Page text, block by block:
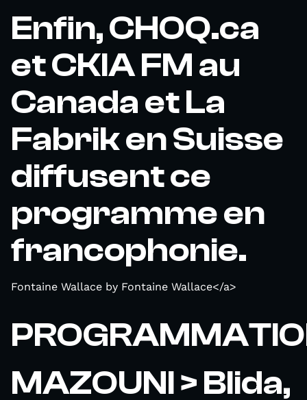
Enfin, CHOQ.ca
et CKIA FM au
Canada et La
Fabrik en Suisse
diffusent ce
programme en
francophonie.
Fontaine Wallace by Fontaine Wallace</a>
MAZOUNI > Blida,